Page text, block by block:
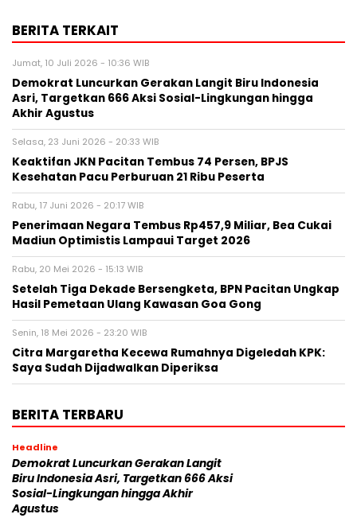
BERITA TERKAIT
Jumat, 10 Juli 2026 - 10:36 WIB
Demokrat Luncurkan Gerakan Langit Biru Indonesia
Asri, Targetkan 666 Aksi Sosial-Lingkungan hingga
Akhir Agustus
Selasa, 23 Juni 2026 - 20:33 WIB
Keaktifan JKN Pacitan Tembus 74 Persen, BPJS
Kesehatan Pacu Perburuan 21 Ribu Peserta
Rabu, 17 Juni 2026 - 20:17 WIB
Penerimaan Negara Tembus Rp457,9 Miliar, Bea Cukai
Madiun Optimistis Lampaui Target 2026
Rabu, 20 Mei 2026 - 15:13 WIB
Setelah Tiga Dekade Bersengketa, BPN Pacitan Ungkap
Hasil Pemetaan Ulang Kawasan Goa Gong
Senin, 18 Mei 2026 - 23:20 WIB
Citra Margaretha Kecewa Rumahnya Digeledah KPK:
Saya Sudah Dijadwalkan Diperiksa
BERITA TERBARU
Headline
Demokrat Luncurkan Gerakan Langit
Biru Indonesia Asri, Targetkan 666 Aksi
Sosial-Lingkungan hingga Akhir
Agustus